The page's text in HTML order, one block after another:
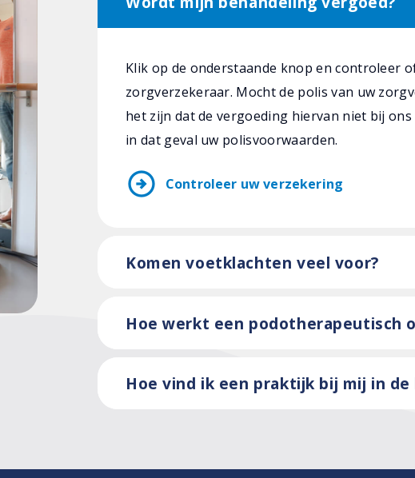
Klik op de onderstaande knop en controleer
zorgverzekeraar. Mocht de polis van uw
het zijn dat de vergoeding hiervan niet bij
in dat geval uw polisvoorwaarden.
arrow_circle_right Controleer uw verzekering
Komen voetklachten veel voor?
Hoe werkt een podotherapeutisch
Hoe vind ik een praktijk bij mij in de